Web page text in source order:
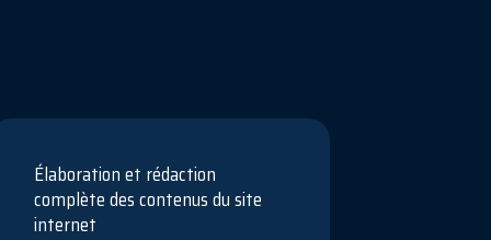
Élaboration et rédaction
complète des contenus du site
internet